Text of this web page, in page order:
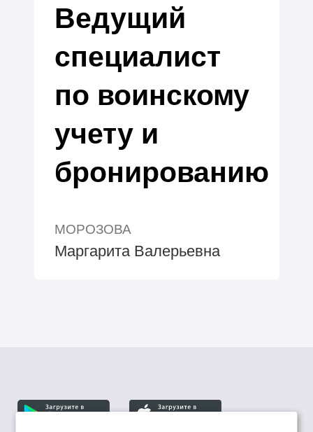
Ведущий
специалист
по воинскому
учету и
бронированию
МОРОЗОВА
Маргарита Валерьевна